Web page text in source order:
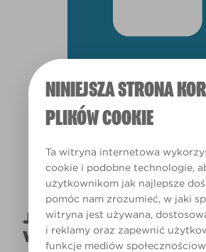
NINIEJSZA STRONA
PLIKÓW COOKIE
Ta witryna internetowa
cookie i podobne technologie,
użytkownikom jak najlepsze
pomóc nam zrozumieć, w jaki
witryna jest używana,
i reklamy oraz zapewnić
funkcje mediów
Światło dzienne
JAK NAPRAWDĘ
WYGLĄDAŁ W TWOIM